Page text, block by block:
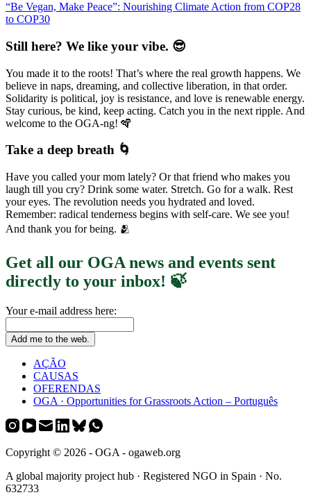
“Be Vegan, Make Peace”: Nourishing Climate Action from COP28
to COP30
Still here? We like your vibe. 😎
You made it to the roots! That’s where the real growth happens. We
believe in naps, dreaming, and collective liberation, in that order.
Solidarity is political, joy is resistance, and love is renewable energy.
Stay curious, be kind, keep acting. Catch you in the next ripple. And
welcome to the OGA-ng! 🪇
Take a deep breath 🌀
Have you called your mom lately? Or that friend who makes you
laugh till you cry? Drink some water. Stretch. Go for a walk. Rest
your eyes. The revolution needs you hydrated and loved.
Remember: radical tenderness begins with self-care. We see you!
And thank you for being. 🫂
Get all our OGA news and events sent
directly to your inbox! 🍃
Your e-mail address here:
AÇÃO
CAUSAS
OFERENDAS
OGA · Opportunities for Grassroots Action – Português
Copyright © 2026 - OGA - ogaweb.org
A global majority project hub · Registered NGO in Spain · No.
632733